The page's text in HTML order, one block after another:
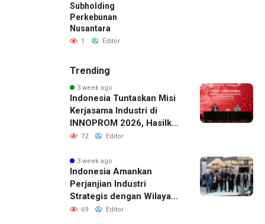
Subholding
Perkebunan
Nusantara
1 Editor
Trending
3 week ago
Indonesia Tuntaskan Misi
Kerjasama Industri di
INNOPROM 2026, Hasilkan
Belasan Kerja Sama
72 Editor
3 week ago
Indonesia Amankan
Perjanjian Industri
Strategis dengan Wilayah
Sverdlovsk, Rusia untuk
69 Editor